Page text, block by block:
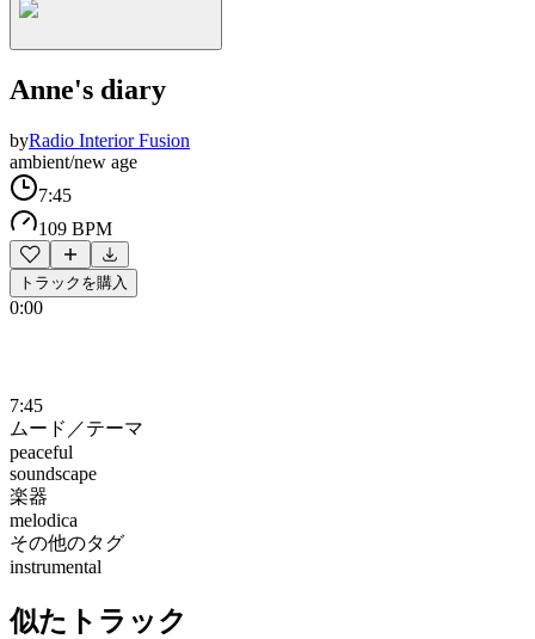
Anne's diary
byRadio Interior Fusion
ambient/new age
7:45
109 BPM
トラックを購入
0:00
7:45
ムード／テーマ
peaceful
soundscape
楽器
melodica
その他のタグ
instrumental
似たトラック